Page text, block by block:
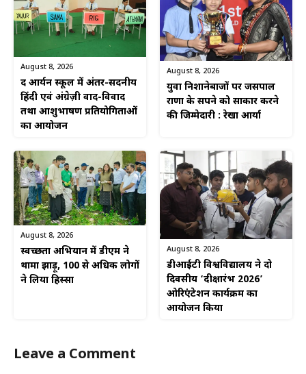
August 8, 2026
द आर्यन स्कूल में अंतर-सदनीय
हिंदी एवं अंग्रेज़ी वाद-विवाद
तथा आशुभाषण प्रतियोगिताओं
का आयोजन
August 8, 2026
युवा निशानेबाजों पर जसपाल
राणा के सपने को साकार करने
की जिम्मेदारी : रेखा आर्या
August 8, 2026
स्वच्छता अभियान में डीएम ने
थामा झाड़ू, 100 से अधिक लोगों
ने लिया हिस्सा
August 8, 2026
डीआईटी विश्वविद्यालय ने दो
दिवसीय ‘दीक्षारंभ 2026’
ओरिएंटेशन कार्यक्रम का
आयोजन किया
Leave a Comment